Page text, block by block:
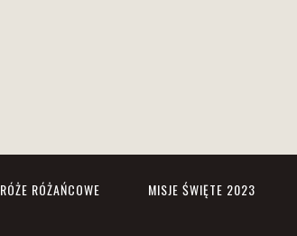
RÓŻE RÓŻAŃCOWE MISJE ŚWIĘTE 2023